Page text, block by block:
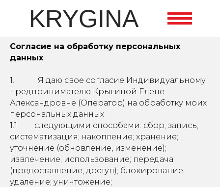
KRYGINA
Согласие на обработку персональных
данных
1. Я даю свое согласие Индивидуальному
предпринимателю Крыгиной Елене
Александровне (Оператор) на обработку моих
персональных данных
1.1. следующими способами: сбор; запись;
систематизация; накопление; хранение;
уточнение (обновление, изменение);
извлечение; использование; передача
(предоставление, доступ); блокирование;
удаление; уничтожение;